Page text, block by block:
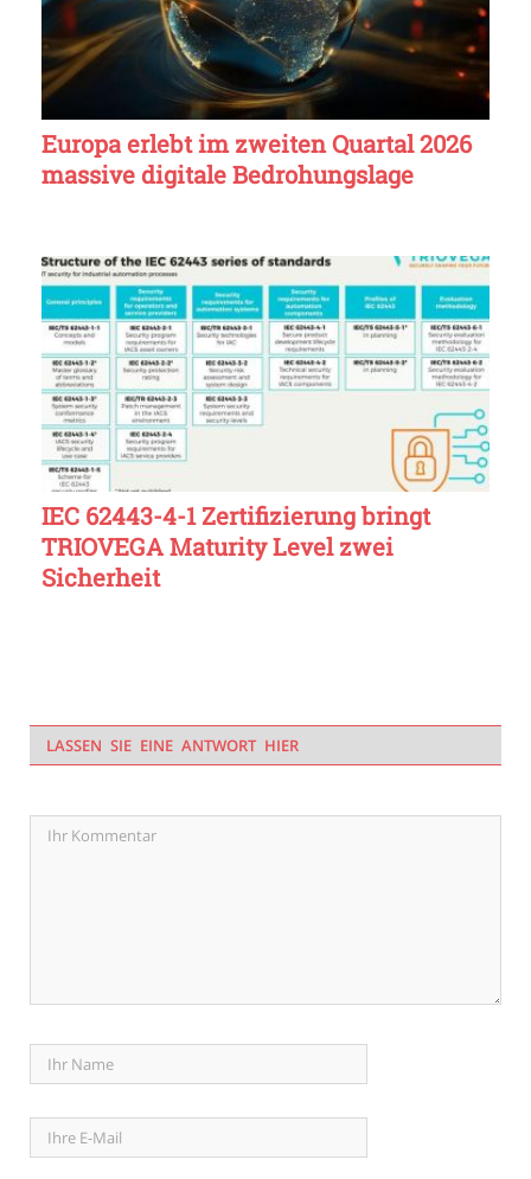
Europa erlebt im zweiten Quartal 2026
massive digitale Bedrohungslage
IEC 62443-4-1 Zertifizierung bringt
TRIOVEGA Maturity Level zwei
Sicherheit
LASSEN SIE EINE ANTWORT HIER